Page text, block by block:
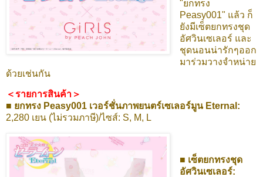
"ยกทรง
Peasy001" แล้ว ก็
ยังมีเซ็ตยกทรงชุด
อัศวินเซเลอร์ และ
ชุดนอนน่ารักๆออก
มาร่วมวางจำหน่าย
ด้วยเช่นกัน
＜รายการสินค้า＞
■ ยกทรง Peasy001 เวอร์ชั่นภาพยนตร์เซเลอร์มูน Eternal:
2,280 เยน (ไม่รวมภาษี)/ไซส์: S, M, L
■ เซ็ตยกทรงชุด
อัศวินเซเลอร์: